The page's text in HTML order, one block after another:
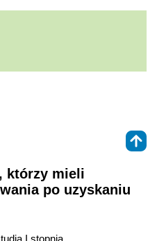
którzy mieli
po uzyskaniu
I stopnia